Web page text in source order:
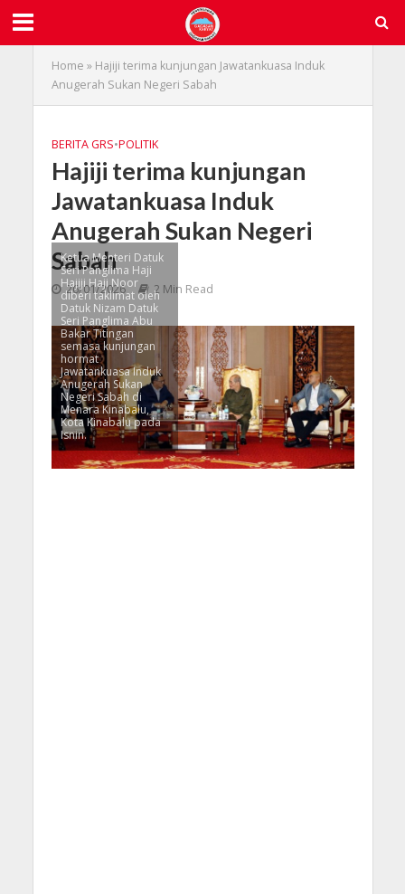
Home » Hajiji terima kunjungan Jawatankuasa Induk
Anugerah Sukan Negeri Sabah
BERITA GRS•POLITIK
Hajiji terima kunjungan
Jawatankuasa Induk
Anugerah Sukan Negeri
Sabah
26/01/2026 2 Min Read
Ketua Menteri Datuk
Seri Panglima Haji
Hajiji Haji Noor
diberi taklimat oleh
Datuk Nizam Datuk
Seri Panglima Abu
Bakar Titingan
semasa kunjungan
hormat
Jawatankuasa Induk
Anugerah Sukan
Negeri Sabah di
Menara Kinabalu,
Kota Kinabalu pada
Isnin.